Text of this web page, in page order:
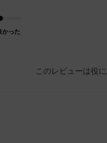
かった
このレビューは役